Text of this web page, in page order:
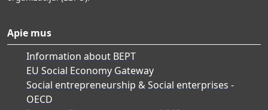
Apie mus
Information about BEPT
EU Social Economy Gateway
Social entrepreneurship & Social enterprises -
OECD